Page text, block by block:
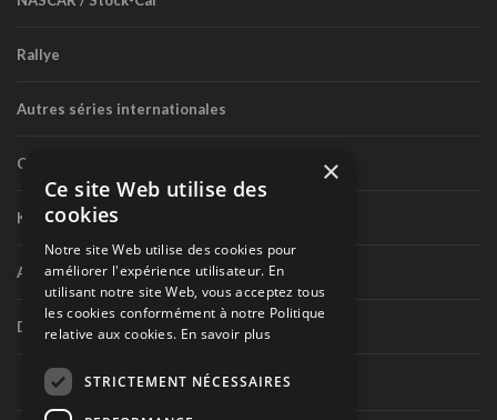
Rallye
Autres séries internationales
Circuit routier canadien
Karting
Autres séries nationales
Divers
×
Ce site Web utilise des
cookies
Notre site Web utilise des cookies pour
améliorer l'expérience utilisateur. En
utilisant notre site Web, vous acceptez tous
les cookies conformément à notre Politique
relative aux cookies. En savoir plus
STRICTEMENT NÉCESSAIRES